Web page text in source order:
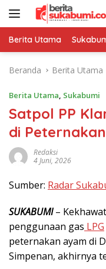
Langsung
Berita Utama
Beranda Berita Utama
Berita Utama, Sukabumi
Satpol PP
di
Redaksi
4 Juni, 2026
Sumber: Radar
SUKABUMI–
penggunaan gas LPG
peternakan ayam di
Simpenan, akhirnya